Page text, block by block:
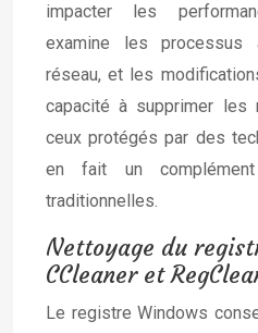
impacter les
examine les processus
réseau, et les
capacité à supprimer les
ceux protégés par des
en fait un
traditionnelles.
Nettoyage du
CCleaner et
Le registre Windows